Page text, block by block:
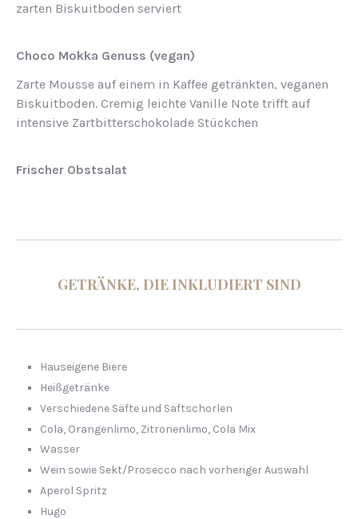
zarten Biskuitboden serviert
Choco Mokka Genuss (vegan)
Zarte Mousse auf einem in Kaffee getränkten, veganen
Biskuitboden. Cremig leichte Vanille Note trifft auf
intensive Zartbitterschokolade Stückchen
Frischer Obstsalat
GETRÄNKE, DIE INKLUDIERT SIND
Hauseigene Biere
Heißgetränke
Verschiedene Säfte und Saftschorlen
Cola, Orangenlimo, Zitronenlimo, Cola Mix
Wasser
Wein sowie Sekt/Prosecco nach vorheriger Auswahl
Aperol Spritz
Hugo